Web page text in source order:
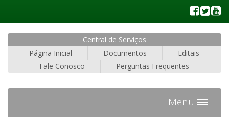
Central de Serviços
Página Inicial
Documentos
Editais
Fale Conosco
Perguntas Frequentes
Menu